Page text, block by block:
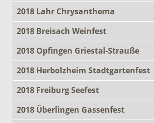
2018 Lahr Chrysanthema
2018 Breisach Weinfest
2018 Opfingen Griestal-Strauße
2018 Herbolzheim Stadtgartenfest
2018 Freiburg Seefest
2018 Überlingen Gassenfest